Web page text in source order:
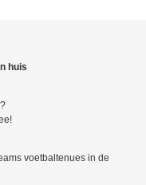
huis
voetbaltenues in de